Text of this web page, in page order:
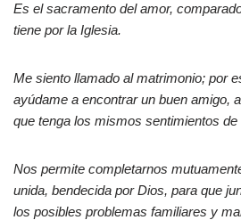
Es el sacramento del amor,
tiene por la Iglesia.
Me siento llamado al matrimonio; por
ayúdame a encontrar un buen amigo,
que tenga los mismos sentimientos de
Nos permite completarnos
unida, bendecida por Dios, para que
los posibles problemas familiares y